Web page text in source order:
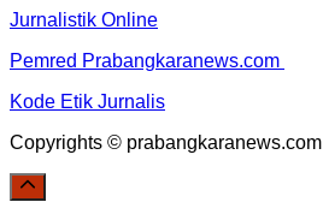
Jurnalistik Online
Pemred Prabangkaranews.com
Kode Etik Jurnalis
Copyrights © prabangkaranews.com